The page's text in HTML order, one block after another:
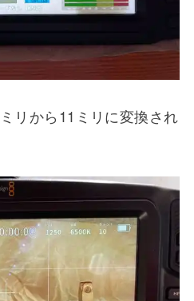
リから11ミリに変換され